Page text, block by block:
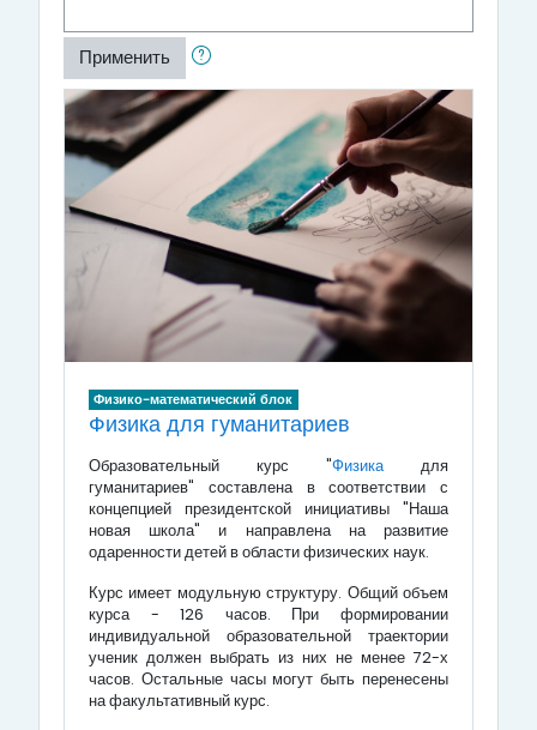
Применить
Физико-математический блок
Физика для гуманитариев
Образовательный курс "Физикадля
гуманитариев" составлена в соответствии с
концепцией президентской инициативы "Наша
новая школа" и направлена на развитие
одаренности детей в области физических наук.
Курс имеет модульную структуру. Общий объем
курса - 126 часов. При формировании
индивидуальной образовательной траектории
ученик должен выбрать из них не менее 72-х
часов. Остальные часы могут быть перенесены
на факультативный курс.